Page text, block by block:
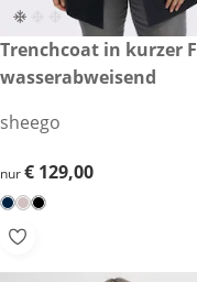
€ 129,00
Trenchcoat in kurzer
wasserabweisend
sheego
€ 129,00
nur€ 129,00